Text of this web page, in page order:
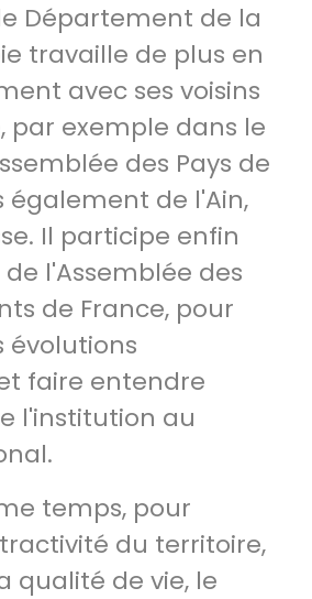
Département de la
travaille de plus en
avec ses voisins
par exemple dans le
des Pays de
également de l'Ain,
Il participe enfin
l'Assemblée des
de France, pour
évolutions
faire entendre
l'institution au
temps, pour
du territoire,
qualité de vie, le